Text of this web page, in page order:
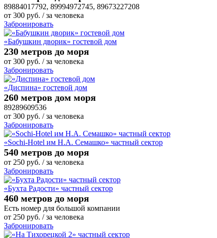
89884017792, 89994972745, 89673227208
от 300 руб. / за человека
Забронировать
«Бабушкин дворик» гостевой дом
230 метров до моря
от 300 руб. / за человека
Забронировать
«Диспина» гостевой дом
260 метров дом моря
89289609536
от 300 руб. / за человека
Забронировать
«Sochi-Hotel им Н.А. Семашко» частный сектор
540 метров до моря
от 250 руб. / за человека
Забронировать
«Бухта Радости» частный сектор
460 метров до моря
Есть номер для большой компании
от 250 руб. / за человека
Забронировать